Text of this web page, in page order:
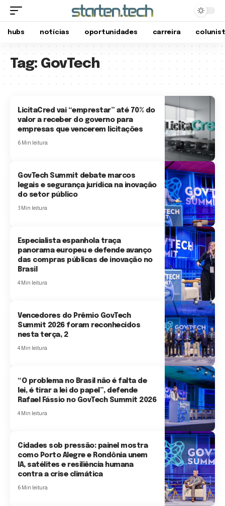
hubs notícias oportunidades carreira
Tag: GovTech
LicitaCred vai “emprestar” até 70% do
valor a receber do governo para
empresas que vencerem licitações
6 Min leitura
GovTech Summit debate marcos
legais e segurança jurídica na inovação
do setor público
3 Min leitura
Especialista espanhola traça
panorama europeu e defende avanço
das compras públicas de inovação no
Brasil
4 Min leitura
Vencedores do Prêmio GovTech
Summit 2026 foram reconhecidos
nesta terça, 2
4 Min leitura
“O problema no Brasil não é falta de
lei, é tirar a lei do papel”, defende
Rafael Fássio no GovTech Summit 2026
4 Min leitura
Cidades sob pressão: painel mostra
como Porto Alegre e Rondônia unem
IA, satélites e resiliência humana
contra a crise climática
6 Min leitura